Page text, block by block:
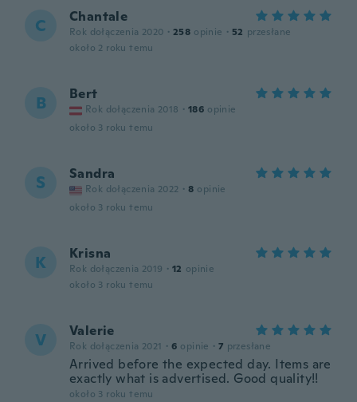
C Chantale
Rok dołączenia 2020 · 258 opinie · 52 przesłane
około 2 roku temu
B Bert
Rok dołączenia 2018 · 186 opinie
około 3 roku temu
S Sandra
Rok dołączenia 2022 · 8 opinie
około 3 roku temu
K Krisna
Rok dołączenia 2019 · 12 opinie
około 3 roku temu
V Valerie
Rok dołączenia 2021 · 6 opinie · 7 przesłane
Arrived before the expected day. Items are
exactly what is advertised. Good quality!!
około 3 roku temu